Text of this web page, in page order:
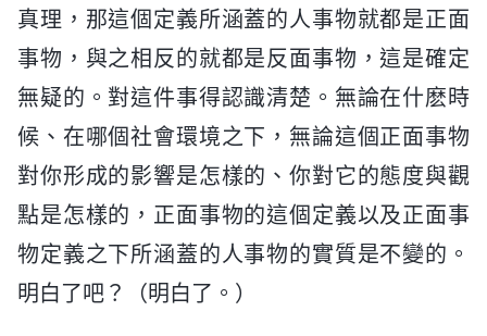
真理，那這個定義所涵蓋的人事物就都是正面
事物，與之相反的就都是反面事物，這是確定
無疑的。對這件事得認識清楚。無論在什麽時
候、在哪個社會環境之下，無論這個正面事物
對你形成的影響是怎樣的、你對它的態度與觀
點是怎樣的，正面事物的這個定義以及正面事
物定義之下所涵蓋的人事物的實質是不變的。
明白了吧？（明白了。）